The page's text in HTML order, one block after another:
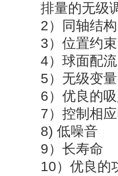
排量的无级
2）同轴结
3）位置约
4）球面配
5）无级变量
6）优良的
7）控制相
8) 低噪音
9）长寿命
10）优良的